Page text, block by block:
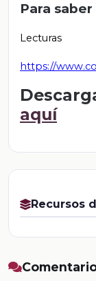
Para saber
Lecturas
https://
aquí
Recursos